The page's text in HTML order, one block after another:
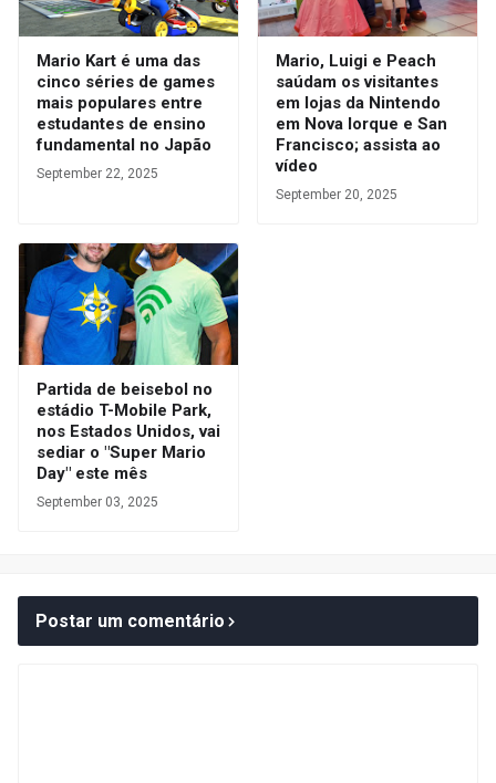
Mario Kart é uma das
cinco séries de games
mais populares entre
estudantes de ensino
fundamental no Japão
September 22, 2025
Mario, Luigi e Peach
saúdam os visitantes
em lojas da Nintendo
em Nova Iorque e San
Francisco; assista ao
vídeo
September 20, 2025
Partida de beisebol no
estádio T-Mobile Park,
nos Estados Unidos, vai
sediar o "Super Mario
Day" este mês
September 03, 2025
Postar um comentário